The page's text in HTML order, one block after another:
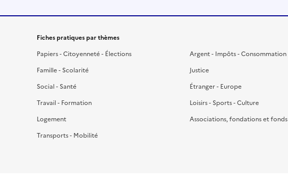
Fiches pratiques par thèmes
Papiers - Citoyenneté - Élections
Famille - Scolarité
Social - Santé
Travail - Formation
Logement
Transports - Mobilité
Argent - Impôts - Consommation
Justice
Étranger - Europe
Loisirs - Sports - Culture
Associations, fondations et